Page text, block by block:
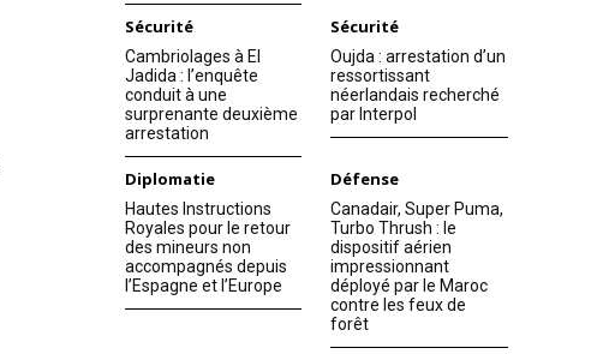
Sécurité
Cambriolages à El
Jadida : l’enquête
conduit à une
surprenante deuxième
arrestation
Sécurité
Oujda : arrestation d’un
ressortissant
néerlandais recherché
par Interpol
Diplomatie
Hautes Instructions
Royales pour le retour
des mineurs non
accompagnés depuis
l’Espagne et l’Europe
Défense
Canadair, Super Puma,
Turbo Thrush : le
dispositif aérien
impressionnant
déployé par le Maroc
contre les feux de
forêt